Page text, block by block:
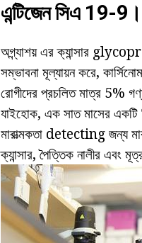
এন্টিজেন সিএ 19-
অগ্ন্যাশয় এর ক্যান্সার
সম্ভাবনা মূল্যায়ন করে,
রোগীদের প্রচলিত মাত্র 5%
যাইহোক, এক সাত মাসের একটি
মারাত্মকতা detecting জন্য
ক্যান্সার, পৈত্তিক নালীর